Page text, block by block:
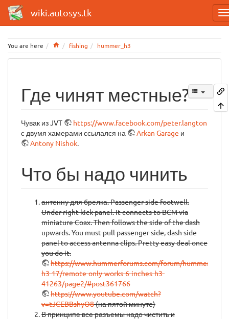
wiki.autosys.tk
You are here Homefishing hummer_h3
Где чинят местные?
Чувак из JVT
https://www.facebook.com/peter.langton
с двумя хамерами ссылался на
Arkan Garage и
Antony Nishok.
Что бы надо чинить
антенну для брелка. Passenger side footwell.
Under right kick panel. It connects to BCM via
miniature Coax. Then follows the side of the dash
upwards. You must pull passenger side, dash side
panel to access antenna clips. Pretty easy deal once
you do it.
https://www.hummerforums.com/forum/hummer-
h3-17/remote-only-works-6-inches-h3-
41263/page2/#post361766
https://www.youtube.com/watch?
v=tJCEBBshyO8(на пятой минуте)
В принципе все разъемы надо чистить и